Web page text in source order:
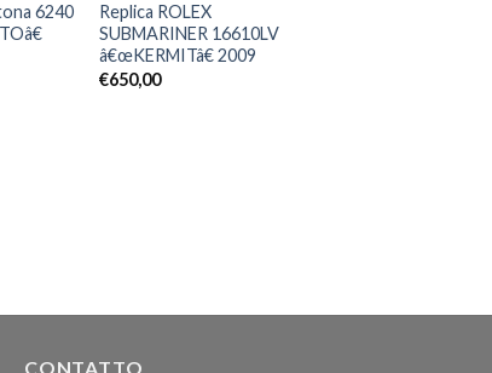
6240
Replica ROLEX
SUBMARINER 16610LV
â€œKERMITâ€ 2009
€650,00
CONTATTO